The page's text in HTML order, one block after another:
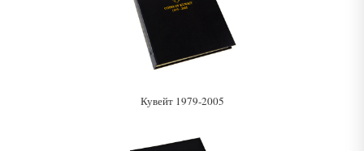
Кувейт 1979-2005